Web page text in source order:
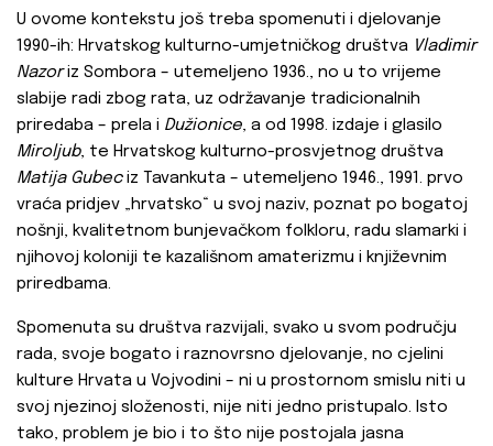
U ovome kontekstu još treba spomenuti i djelovanje
1990-ih: Hrvatskog kulturno-umjetničkog društva Vladimir
Nazoriz Sombora – utemeljeno 1936., no u to vrijeme
slabije radi zbog rata, uz održavanje tradicionalnih
priredaba – prela i Dužionice, a od 1998. izdaje i glasilo
Miroljub, te Hrvatskog kulturno-prosvjetnog društva
Matija Gubeciz Tavankuta – utemeljeno 1946., 1991. prvo
vraća pridjev „hrvatsko“ u svoj naziv, poznat po bogatoj
nošnji, kvalitetnom bunjevačkom folkloru, radu slamarki i
njihovoj koloniji te kazališnom amaterizmu i književnim
priredbama.
Spomenuta su društva razvijali, svako u svom području
rada, svoje bogato i raznovrsno djelovanje, no cjelini
kulture Hrvata u Vojvodini – ni u prostornom smislu niti u
svoj njezinoj složenosti, nije niti jedno pristupalo. Isto
tako, problem je bio i to što nije postojala jasna